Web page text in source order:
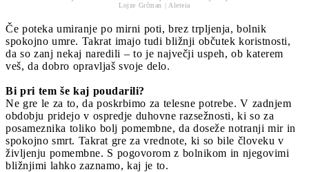
Lojze Grčman | Aleteia
Če poteka umiranje po mirni poti, brez trpljenja, bolnik
spokojno umre. Takrat imajo tudi bližnji občutek koristnosti,
da so zanj nekaj naredili – to je največji uspeh, ob katerem
veš, da dobro opravljaš svoje delo.
Bi pri tem še kaj poudarili?
Ne gre le za to, da poskrbimo za telesne potrebe. V zadnjem
obdobju pridejo v ospredje duhovne razsežnosti, ki so za
posameznika toliko bolj pomembne, da doseže notranji mir in
spokojno smrt. Takrat gre za vrednote, ki so bile človeku v
življenju pomembne. S pogovorom z bolnikom in njegovimi
bližnjimi lahko zaznamo, kaj je to.